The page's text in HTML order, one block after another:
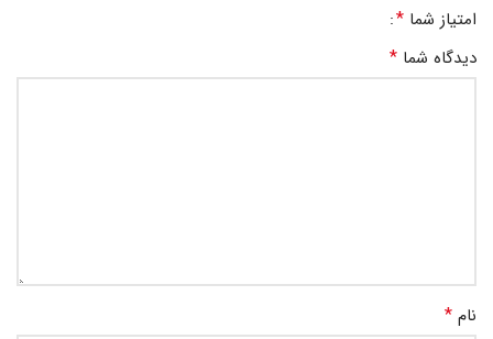
امتیاز شما *
دیدگاه شما *
نام *